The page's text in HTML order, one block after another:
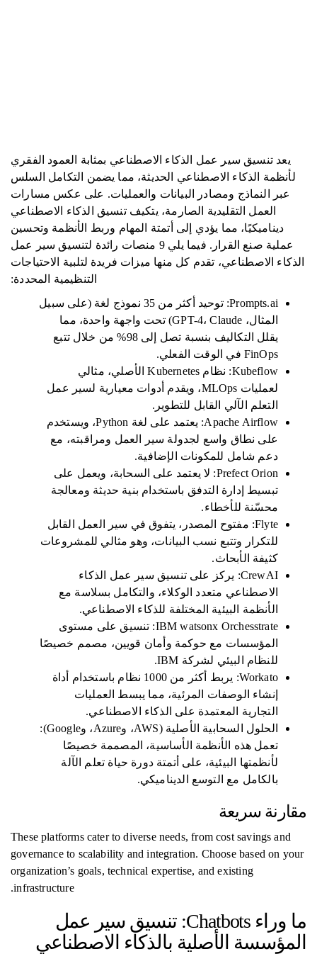
يعد تنسيق سير عمل الذكاء الاصطناعي بمثابة العمود الفقري
لأنظمة الذكاء الاصطناعي الحديثة، مما يضمن التكامل السلس
عبر النماذج ومصادر البيانات والعمليات. على عكس مسارات
العمل التقليدية الصارمة، يتكيف تنسيق الذكاء الاصطناعي
ديناميكيًا، مما يؤدي إلى أتمتة المهام وربط الأنظمة وتحسين
عملية صنع القرار. فيما يلي 9 منصات رائدة لتنسيق سير عمل
الذكاء الاصطناعي، تقدم كل منها ميزات فريدة لتلبية الاحتياجات
التنظيمية المحددة:
Prompts.ai: توحيد أكثر من 35 نموذج لغة (على سبيل
المثال، GPT-4، Claude) تحت واجهة واحدة، مما
يقلل التكاليف بنسبة تصل إلى 98% من خلال تتبع
FinOps في الوقت الفعلي.
Kubeflow: نظام Kubernetes الأصلي، مثالي
لعمليات MLOps، ويقدم أدوات معيارية لسير عمل
التعلم الآلي القابل للتطوير.
Apache Airflow: يعتمد على لغة Python، ويستخدم
على نطاق واسع لجدولة سير العمل ومراقبته، مع
دعم شامل للمكونات الإضافية.
Prefect Orion: لا يعتمد على السحابة، ويعمل على
تبسيط إدارة التدفق باستخدام بنية حديثة ومعالجة
محسّنة للأخطاء.
Flyte: مفتوح المصدر، يتفوق في سير العمل القابل
للتكرار وتتبع نسب البيانات، وهو مثالي للمشروعات
كثيفة الأبحاث.
CrewAI: يركز على تنسيق سير عمل الذكاء
الاصطناعي متعدد الوكلاء، والتكامل بسلاسة مع
الأنظمة البيئية المختلفة للذكاء الاصطناعي.
IBM watsonx Orchesstrate: تنسيق على مستوى
المؤسسات مع حوكمة وأمان قويين، مصمم خصيصًا
للنظام البيئي لشركة IBM.
Workato: يربط أكثر من 1000 نظام باستخدام أداة
إنشاء الوصفات المرئية، مما يبسط العمليات
التجارية المعتمدة على الذكاء الاصطناعي.
الحلول السحابية الأصلية (AWS، وAzure، وGoogle):
تعمل هذه الأنظمة الأساسية، المصممة خصيصًا
لأنظمتها البيئية، على أتمتة دورة حياة تعلم الآلة
بالكامل مع التوسع الديناميكي.
مقارنة سريعة
These platforms cater to diverse needs, from cost savings and
governance to scalability and integration. Choose based on your
organization’s goals, technical expertise, and existing
infrastructure.
ما وراء Chatbots: تنسيق سير عمل
المؤسسة الأصلية بالذكاء الاصطناعي